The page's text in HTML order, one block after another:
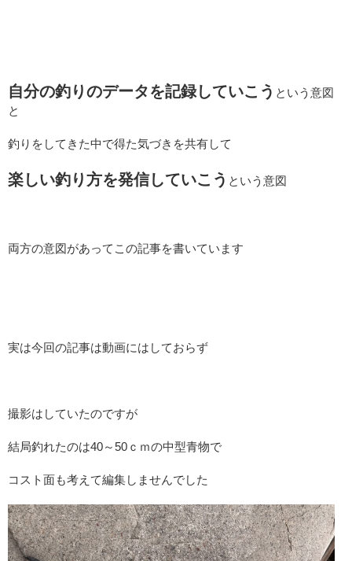
自分の釣りのデータを記録していこう という意図
と
釣りをしてきた中で得た気づきを共有して
楽しい釣り方を発信していこう という意図
両方の意図があってこの記事を書いています
実は今回の記事は動画にはしておらず
撮影はしていたのですが
結局釣れたのは40～50ｃｍの中型青物で
コスト面も考えて編集しませんでした